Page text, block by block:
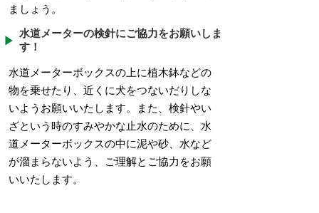
ましょう。
水道メーターの検針にご協力をお願いしま
す！
水道メーターボックスの上に植木鉢などの
物を乗せたり、近くに犬をつないだりしな
いようお願いいたします。また、検針やい
ざという時のすみやかな止水のために、水
道メーターボックスの中に泥や砂、水など
が溜まらないよう、ご理解とご協力をお願
いいたします。